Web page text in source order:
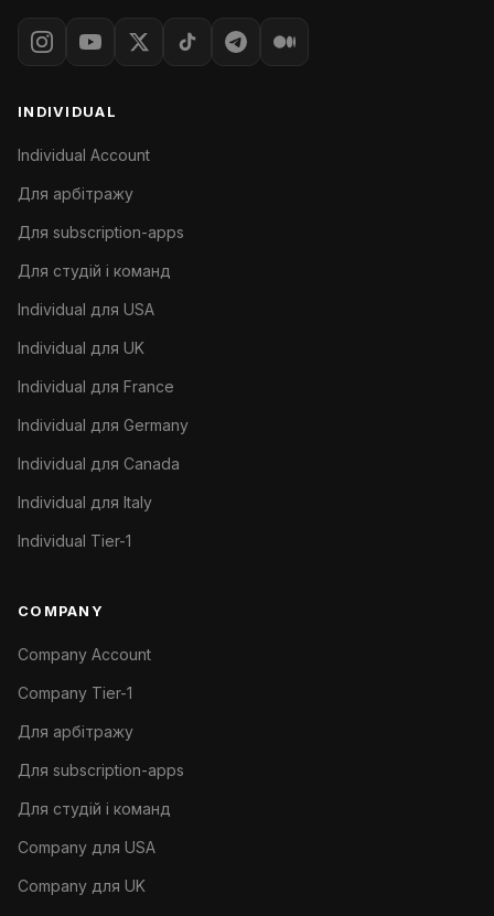
INDIVIDUAL
Individual Account
Для арбітражу
Для subscription-apps
Для студій і команд
Individual для USA
Individual для UK
Individual для France
Individual для Germany
Individual для Canada
Individual для Italy
Individual Tier-1
COMPANY
Company Account
Company Tier-1
Для арбітражу
Для subscription-apps
Для студій і команд
Company для USA
Company для UK